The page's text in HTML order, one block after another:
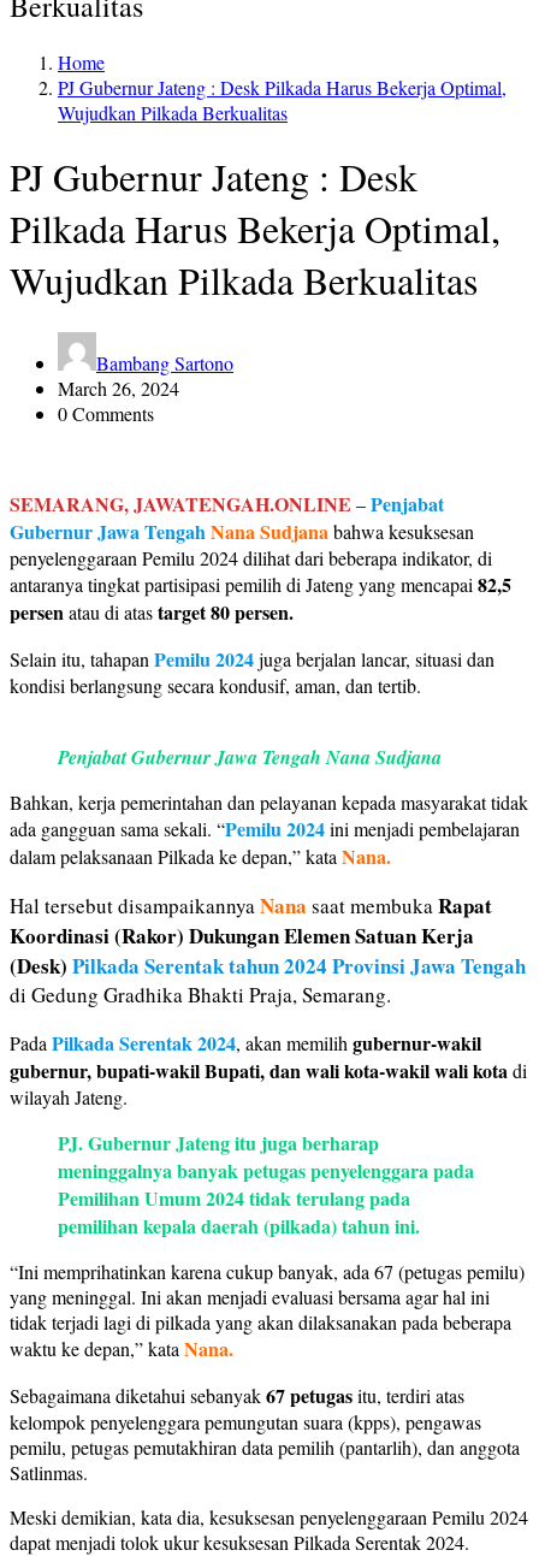
Home
PJ Gubernur Jateng : Desk Pilkada Harus Bekerja Optimal,
Wujudkan Pilkada Berkualitas
PJ Gubernur Jateng : Desk
Pilkada Harus Bekerja Optimal,
Wujudkan Pilkada Berkualitas
Bambang Sartono
March 26, 2024
0 Comments
SEMARANG, JAWATENGAH.ONLINE –Penjabat
Gubernur Jawa TengahNana Sudjanabahwa kesuksesan
penyelenggaraan Pemilu 2024 dilihat dari beberapa indikator, di
antaranya tingkat partisipasi pemilih di Jateng yang mencapai 82,5
persenatau di atastarget 80 persen.
Selain itu, tahapan Pemilu 2024juga berjalan lancar, situasi dan
kondisi berlangsung secara kondusif, aman, dan tertib.
Penjabat Gubernur Jawa Tengah Nana Sudjana
Bahkan, kerja pemerintahan dan pelayanan kepada masyarakat tidak
ada gangguan sama sekali. “Pemilu 2024ini menjadi pembelajaran
dalam pelaksanaan Pilkada ke depan,” kata Nana.
Hal tersebut disampaikannyaNana saat membukaRapat
Koordinasi (Rakor) Dukungan Elemen Satuan Kerja
(Desk) Pilkada Serentak tahun 2024 Provinsi Jawa Tengah
di Gedung Gradhika Bhakti Praja, Semarang.
Pada Pilkada Serentak 2024, akan memilih gubernur-wakil
gubernur, bupati-wakil Bupati, dan wali kota-wakil wali kotadi
wilayah Jateng.
PJ. Gubernur Jateng itu juga berharap
meninggalnya banyak petugas penyelenggara pada
Pemilihan Umum 2024 tidak terulang pada
pemilihan kepala daerah (pilkada) tahun ini.
“Ini memprihatinkan karena cukup banyak, ada 67 (petugas pemilu)
yang meninggal. Ini akan menjadi evaluasi bersama agar hal ini
tidak terjadi lagi di pilkada yang akan dilaksanakan pada beberapa
waktu ke depan,” kata Nana.
Sebagaimana diketahui sebanyak67 petugasitu, terdiri atas
kelompok penyelenggara pemungutan suara (kpps), pengawas
pemilu, petugas pemutakhiran data pemilih (pantarlih), dan anggota
Satlinmas.
Meski demikian, kata dia, kesuksesan penyelenggaraan Pemilu 2024
dapat menjadi tolok ukur kesuksesan Pilkada Serentak 2024.